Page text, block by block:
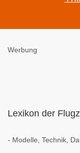
Werbung
Lexikon der
- Modelle, Technik,